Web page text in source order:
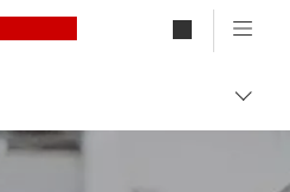
Canon Logo, back to